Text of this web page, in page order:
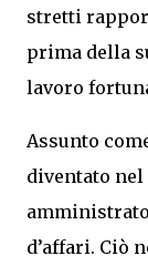
stretti
prima della
lavoro
Assunto
diventato nel
d’affari. Ciò